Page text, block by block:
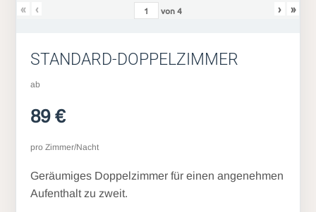
« ‹ von4 › »
STANDARD-DOPPELZIMMER
ab
89 €
pro Zimmer/Nacht
Geräumiges Doppelzimmer für einen angenehmen
Aufenthalt zu zweit.